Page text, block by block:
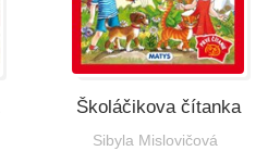
Školáčikova čítanka
Sibyla Mislovičová